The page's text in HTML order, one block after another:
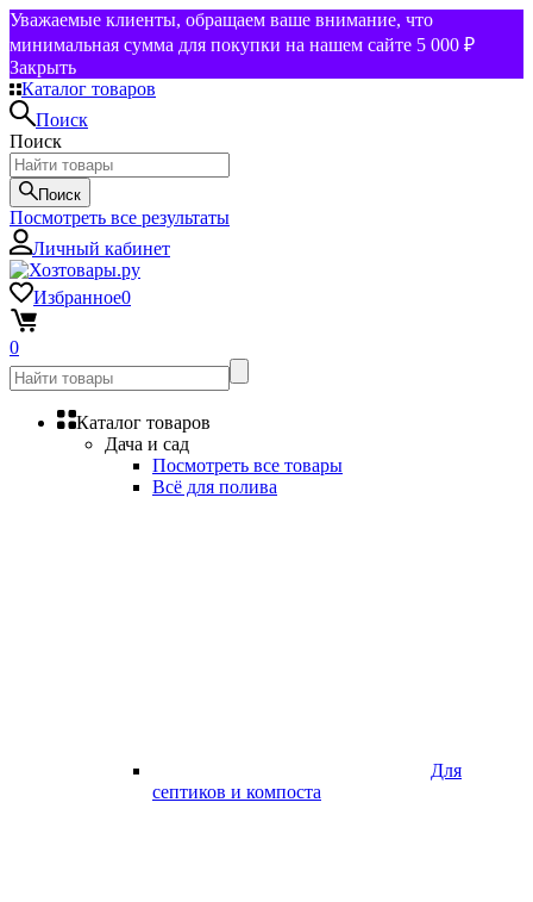
Уважаемые клиенты, обращаем ваше внимание, что
минимальная сумма для покупки на нашем сайте 5 000 ₽
Закрыть
Каталог товаров
Поиск
Поиск
Поиск
Посмотреть все результаты
Личный кабинет
Избранное0
0
Каталог товаров
Дача и сад
Посмотреть все товары
Всё для полива
Для
септиков и компоста